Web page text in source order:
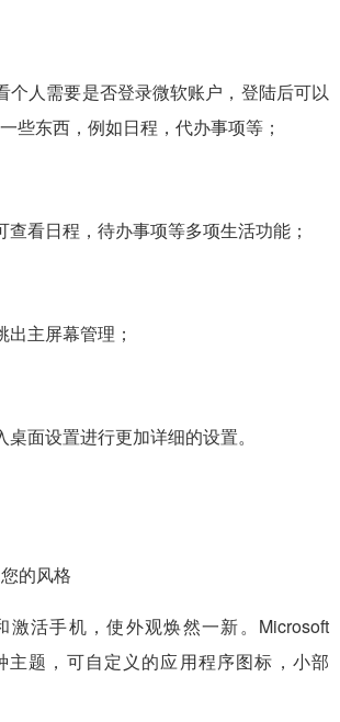
个人需要是否登录微软账户，登陆后可以
些东西，例如日程，代办事项等；
看日程，待办事项等多项生活功能；
主屏幕管理；
面设置进行更加详细的设置。
的风格
激活手机，使外观焕然一新。Microsoft
主题，可自定义的应用程序图标，小部